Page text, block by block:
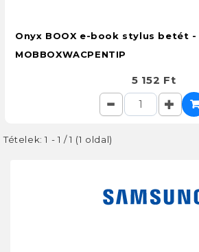
Onyx BOOX e-book stylus betét
MOBBOXWACPENTIP
5 152 Ft
Tételek: 1 - 1 / 1 (1 oldal)